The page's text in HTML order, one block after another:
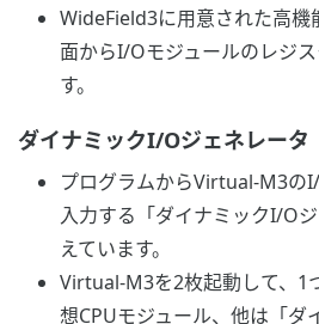
WideField3に用意された高機
面からI/Oモジュールのレジ
す。
ダイナミックI/Oジェネレータ
プログラムからVirtual-M3の
入力する「ダイナミックI/O
えています。
Virtual-M3を2枚起動して、1
想CPUモジュール、他は「